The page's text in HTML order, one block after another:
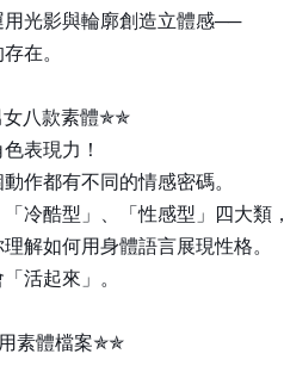
光影與輪廓創造立體感──
在。
八款素體✯✯
表現力！
作都有不同的情感密碼。
冷酷型」、「性感型」四大類，
解如何用身體語言展現性格。
活起來」。
素體檔案✯✯